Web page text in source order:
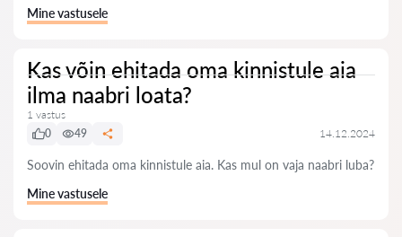
Mine vastusele
Kas võin ehitada oma kinnistule aia
ilma naabri loata?
1 vastus
0
49 14.12.2024
Soovin ehitada oma kinnistule aia. Kas mul on vaja naabri luba?
Mine vastusele